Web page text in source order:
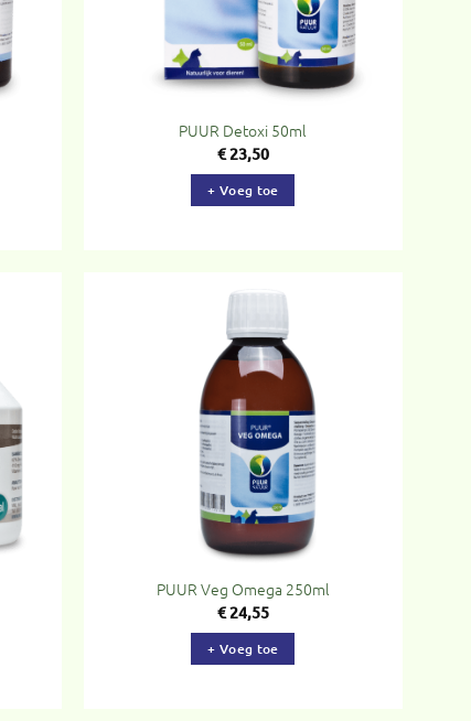
PUUR Detoxi 50ml
€23,50
+ Voeg toe
verlanglijst
PUUR Veg Omega 250ml
€24,55
+ Voeg toe